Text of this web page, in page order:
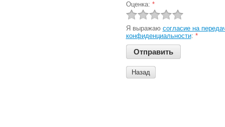
Оценка: *
Я выражаю согласие на
конфиденциальности: *
Назад